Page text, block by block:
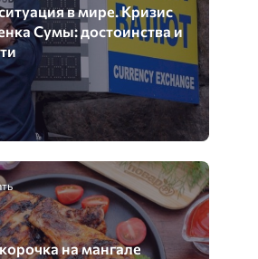
в мире. Кризис
Сумы: достоинства и
на мангале